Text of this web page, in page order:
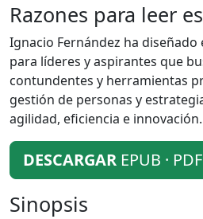
Razones para leer
Ignacio Fernández ha
para líderes y aspirantes que
contundentes y herramientas
gestión de personas y
agilidad, eficiencia e innovación.
DESCARGAR EPUB · PDF
Sinopsis